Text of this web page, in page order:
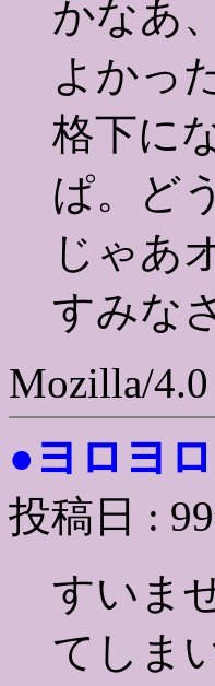
かなあ
よかっ
格下に
ぱ。ど
じゃあ
すみな
Mozilla/
● ヨロヨロ
投稿日 :
すいま
てしま